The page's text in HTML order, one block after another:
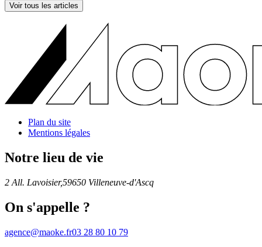
Voir tous les articles
Plan du site
Mentions légales
Notre lieu de vie
2 All. Lavoisier,59650 Villeneuve-d'Ascq
On s'appelle ?
agence@maoke.fr03 28 80 10 79